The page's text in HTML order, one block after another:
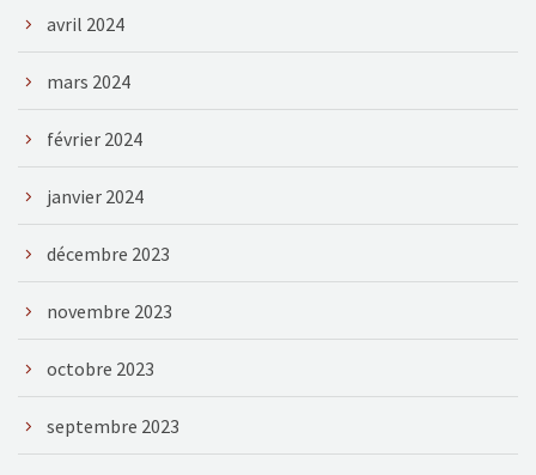
avril 2024
mars 2024
février 2024
janvier 2024
décembre 2023
novembre 2023
octobre 2023
septembre 2023